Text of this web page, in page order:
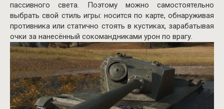
пассивного света. Поэтому можно самостоятельно
выбрать свой стиль игры: носится по карте, обнаруживая
противника или статично стоять в кустиках, зарабатывая
очки за нанесённый сокомандниками урон по врагу.